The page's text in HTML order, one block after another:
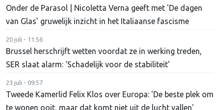
Onder de Parasol | Nicoletta Verna geeft met 'De dagen
van Glas' gruwelijk inzicht in het Italiaanse fascisme
20 juli - 11:56
Brussel herschrijft wetten voordat ze in werking treden,
SER slaat alarm: ‘Schadelijk voor de stabiliteit’
23 juli - 09:57
Tweede Kamerlid Felix Klos over Europa: 'De beste plek om
te wonen ooit, maar dat komt niet uit de lucht vallen'